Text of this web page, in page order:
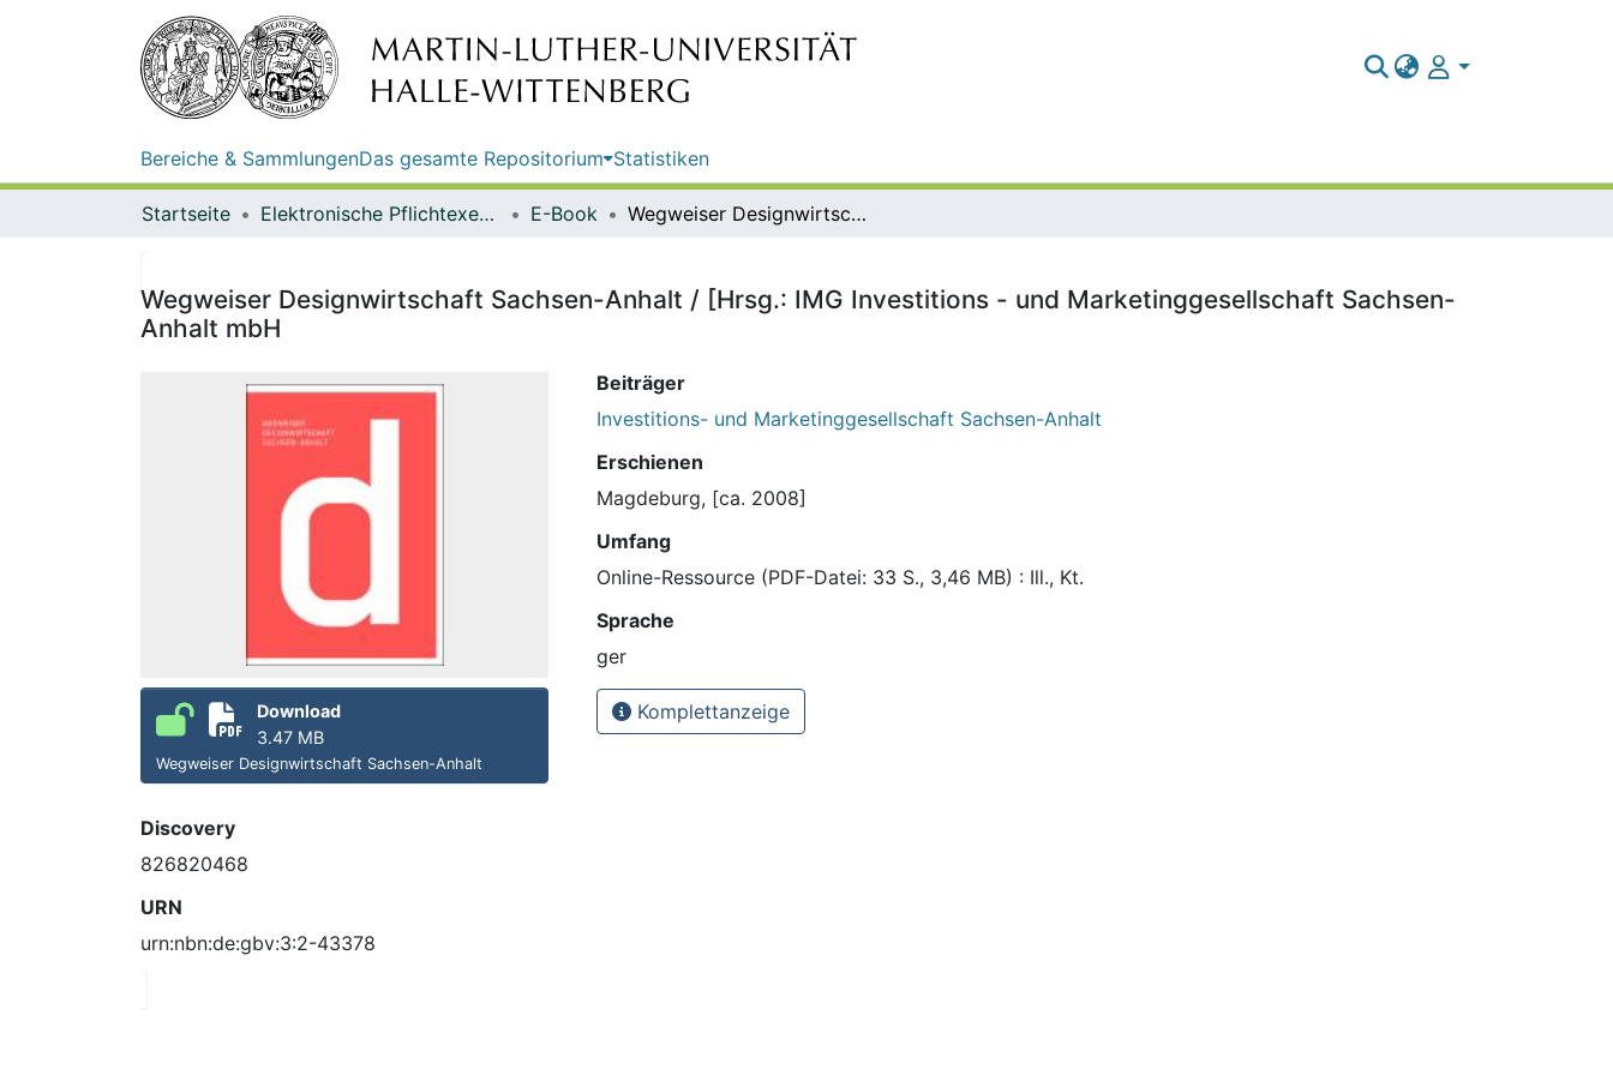
Bereiche & SammlungenDas gesamte Repositorium Statistiken
Startseite Elektronische Pflichtexemplare E-Book Wegweiser Designwirtschaft Sachsen-Anhalt / [Hrsg.: IMG Investitions - und Marketinggesellschaft Sachsen-Anhalt mbH
Wegweiser Designwirtschaft Sachsen-Anhalt / [Hrsg.: IMG Investitions - und Marketinggesellschaft Sachsen-
Anhalt mbH
Download
3.47 MB
Wegweiser Designwirtschaft Sachsen-Anhalt
Discovery
826820468
URN
urn:nbn:de:gbv:3:2-43378
Beiträger
Investitions- und Marketinggesellschaft Sachsen-Anhalt
Erschienen
Magdeburg, [ca. 2008]
Umfang
Online-Ressource (PDF-Datei: 33 S., 3,46 MB) : Ill., Kt.
Sprache
ger
Komplettanzeige